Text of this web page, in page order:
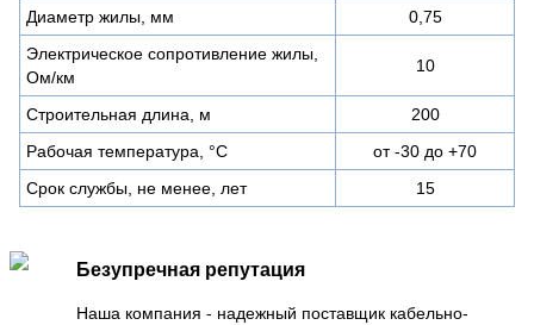
Диаметр жилы, мм
0,75
Электрическое сопротивление жилы,
Ом/км
10
Строительная длина, м
200
Рабочая температура, °С
от -30 до +70
Срок службы, не менее, лет
15
Безупречная репутация
Наша компания - надежный поставщик кабельно-